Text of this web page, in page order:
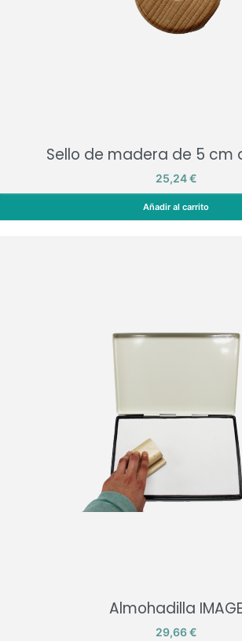
Sello de madera de 5 cm
Precio
25,24 €
Añadir al carrito
Almohadilla IMAGE
Precio
29,66 €